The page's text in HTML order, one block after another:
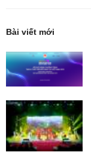
Bài viết mới